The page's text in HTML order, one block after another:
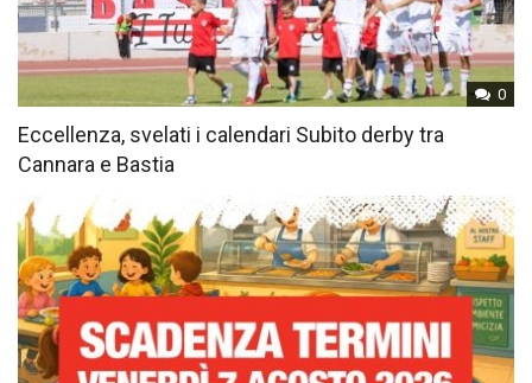
0
Eccellenza, svelati i calendari Subito derby tra
Cannara e Bastia